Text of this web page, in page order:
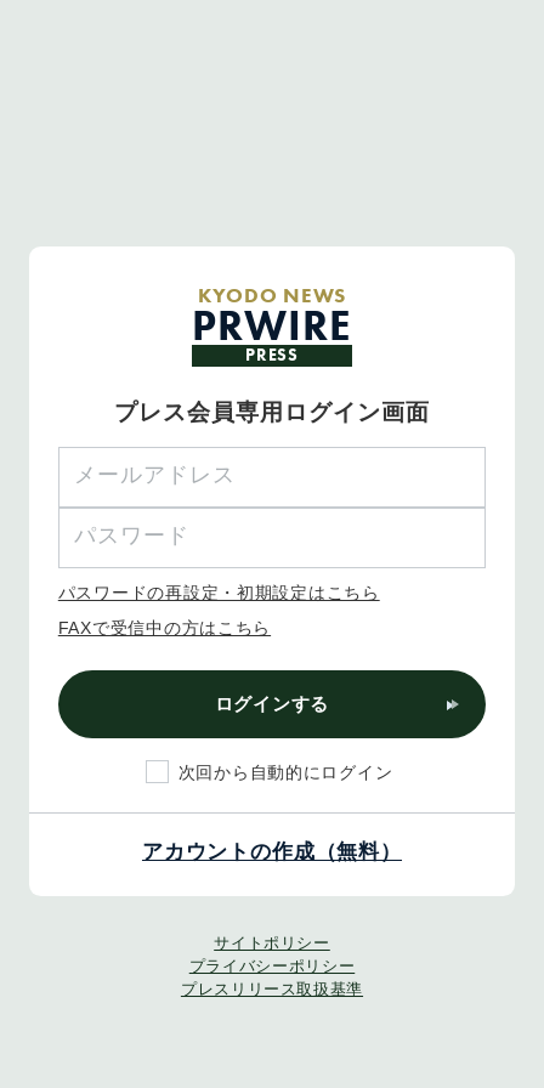
KYODO NEWS
PRWIRE
PRESS
プレス会員専用ログイン画面
パスワードの再設定・初期設定はこちら
FAXで受信中の方はこちら
ログインする
次回から自動的にログイン
アカウントの作成（無料）
サイトポリシー
プライバシーポリシー
プレスリリース取扱基準